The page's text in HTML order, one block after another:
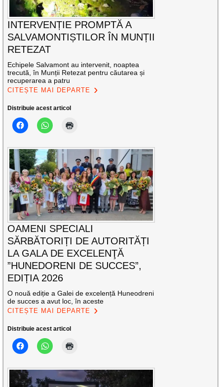
INTERVENȚIE PROMPTĂ A
SALVAMONTIȘTILOR ÎN MUNȚII
RETEZAT
Echipele Salvamont au intervenit, noaptea
trecută, în Munții Retezat pentru căutarea și
recuperarea a patru
CITEȘTE MAI DEPARTE
Distribuie acest articol
OAMENI SPECIALI
SĂRBĂTORIȚI DE AUTORITĂȚI
LA GALA DE EXCELENŢĂ
”HUNEDORENI DE SUCCES”,
EDIȚIA 2026
O nouă ediție a Galei de excelență Huneodreni
de succes a avut loc, în aceste
CITEȘTE MAI DEPARTE
Distribuie acest articol